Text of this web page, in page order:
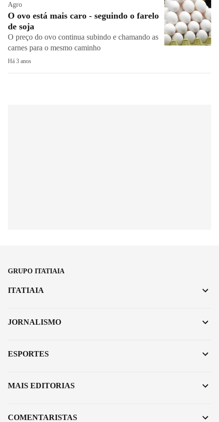
Agro
O ovo está mais caro - seguindo o farelo
de soja
O preço do ovo continua subindo e chamando as
carnes para o mesmo caminho
Há 3 anos
GRUPO ITATIAIA
ITATIAIA
JORNALISMO
ESPORTES
MAIS EDITORIAS
COMENTARISTAS